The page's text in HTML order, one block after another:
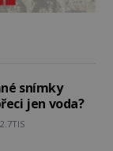
snímky
jen voda?
2.7TIS